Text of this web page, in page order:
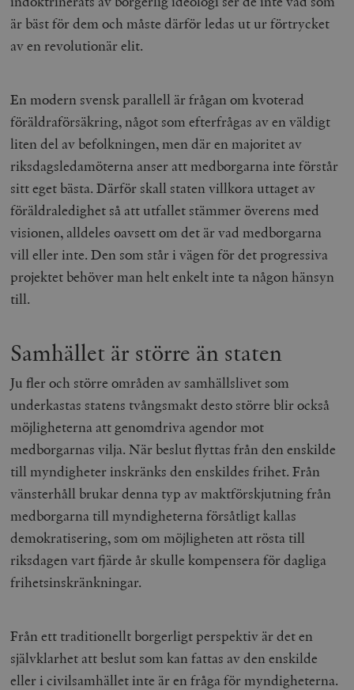
är bäst för dem och måste därför ledas ut ur förtrycket
av en revolutionär elit.
En modern svensk parallell är frågan om kvoterad
föräldraförsäkring, något som efterfrågas av en väldigt
liten del av befolkningen, men där en majoritet av
riksdagsledamöterna anser att medborgarna inte förstår
sitt eget bästa. Därför skall staten villkora uttaget av
föräldraledighet så att utfallet stämmer överens med
visionen, alldeles oavsett om det är vad medborgarna
vill eller inte. Den som står i vägen för det progressiva
projektet behöver man helt enkelt inte ta någon hänsyn
till.
Samhället är större än staten
Ju fler och större områden av samhällslivet som
underkastas statens tvångsmakt desto större blir också
möjligheterna att genomdriva agendor mot
medborgarnas vilja. När beslut flyttas från den enskilde
till myndigheter inskränks den enskildes frihet. Från
vänsterhåll brukar denna typ av maktförskjutning från
medborgarna till myndigheterna försåtligt kallas
demokratisering, som om möjligheten att rösta till
riksdagen vart fjärde år skulle kompensera för dagliga
frihetsinskränkningar.
Från ett traditionellt borgerligt perspektiv är det en
självklarhet att beslut som kan fattas av den enskilde
eller i civilsamhället inte är en fråga för myndigheterna.